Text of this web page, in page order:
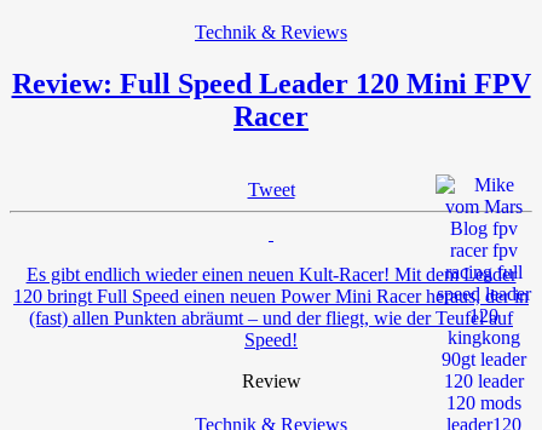
Technik & Reviews
Review: Full Speed Leader 120 Mini FPV
Racer
Tweet
Es gibt endlich wieder einen neuen Kult-Racer! Mit dem Leader
120 bringt Full Speed einen neuen Power Mini Racer heraus, der in
(fast) allen Punkten abräumt – und der fliegt, wie der Teufel auf
Speed!
Review
Technik & Reviews